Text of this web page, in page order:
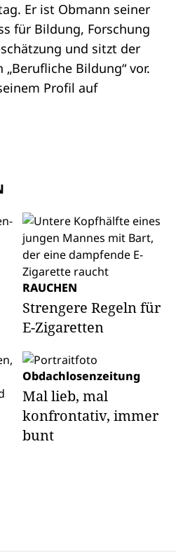
Er ist Obmann seiner
für Bildung, Forschung
und sitzt der
Bildung“ vor.
Profil auf
RAUCHEN
Strengere Regeln für
E-Zigaretten
Obdachlosenzeitung
Mal lieb, mal
konfrontativ, immer
bunt